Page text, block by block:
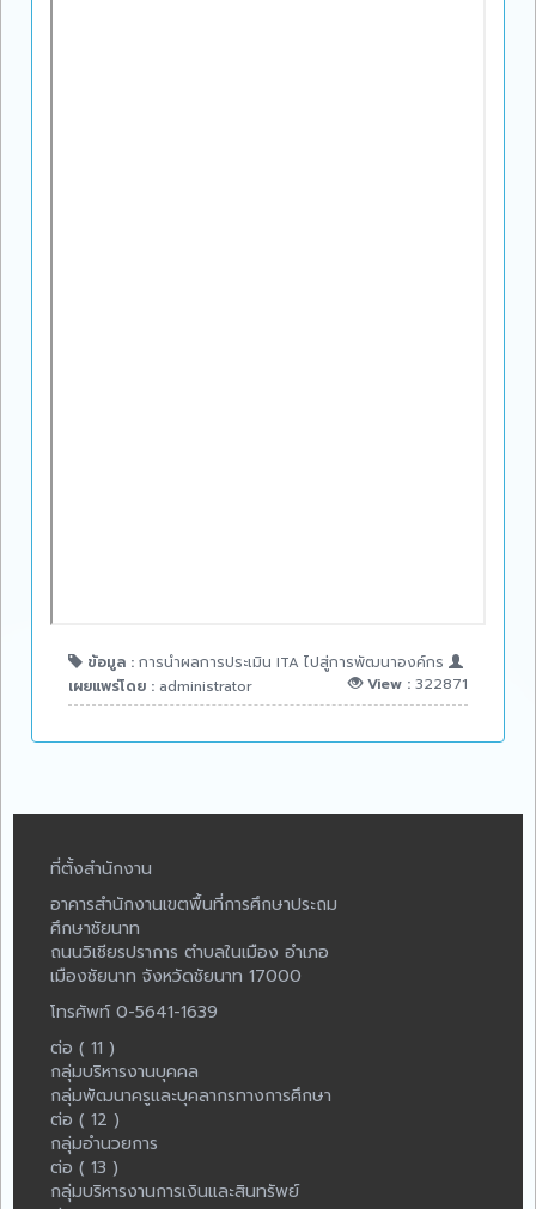
ข้อมูล : การนำผลการประเมิน ITA ไปสู่การพัฒนาองค์กร
เผยแพร่โดย : administrator View : 322871
ที่ตั้งสำนักงาน
อาคารสำนักงานเขตพื้นที่การศึกษาประถม
ศึกษาชัยนาท
ถนนวิเชียรปราการ ตำบลในเมือง อำเภอ
เมืองชัยนาท จังหวัดชัยนาท 17000
โทรศัพท์ 0-5641-1639
ต่อ ( 11 )
กลุ่มบริหารงานบุคคล
กลุ่มพัฒนาครูและบุคลากรทางการศึกษา
ต่อ ( 12 )
กลุ่มอำนวยการ
ต่อ ( 13 )
กลุ่มบริหารงานการเงินและสินทรัพย์